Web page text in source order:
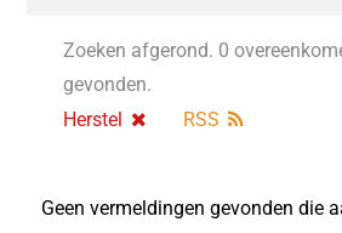
Zoeken afgerond. 0
gevonden.
Herstel
RSS
Geen vermeldingen gevonden die